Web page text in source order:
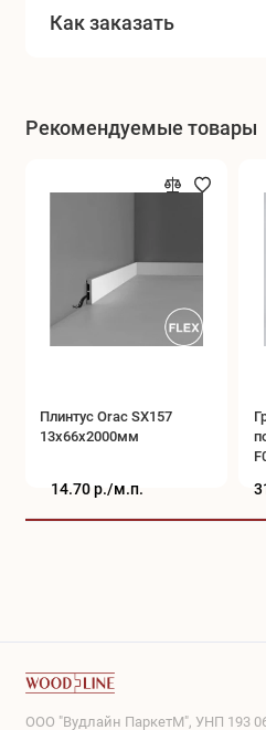
Как заказать
Рекомендуемые товары
Плинтус Orac SX157
13x66x2000мм
14.70 р./м.п.
ООО "Вудлайн ПаркетМ", УНП 193